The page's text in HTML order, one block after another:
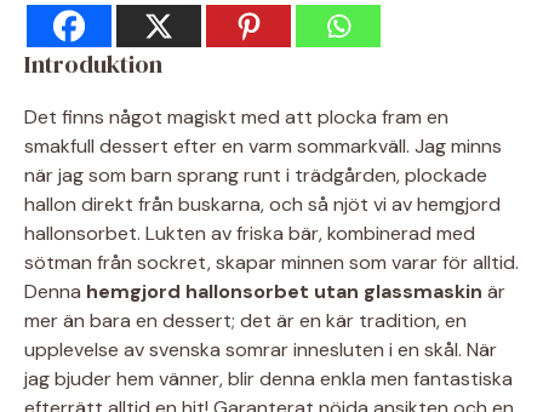
Introduktion
Det finns något magiskt med att plocka fram en
smakfull dessert efter en varm sommarkväll. Jag minns
när jag som barn sprang runt i trädgården, plockade
hallon direkt från buskarna, och så njöt vi av hemgjord
hallonsorbet. Lukten av friska bär, kombinerad med
sötman från sockret, skapar minnen som varar för alltid.
Denna hemgjord hallonsorbet utan glassmaskin är
mer än bara en dessert; det är en kär tradition, en
upplevelse av svenska somrar innesluten i en skål. När
jag bjuder hem vänner, blir denna enkla men fantastiska